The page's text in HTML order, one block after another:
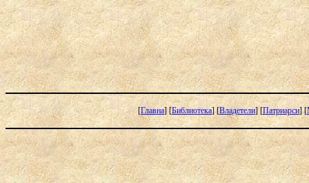
[Главна] [Библиотека] [Владетели] [Патриарси] [